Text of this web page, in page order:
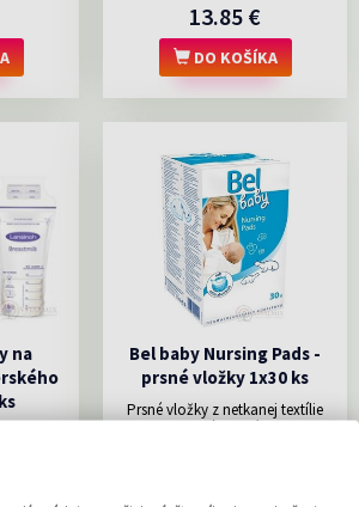
13.85 €
DO KOŠÍKA
na
Bel baby Nursing Pads -
prsné vložky 1x30 ks
Prsné vložky z netkanej textílie
zaisťujú všetkým...